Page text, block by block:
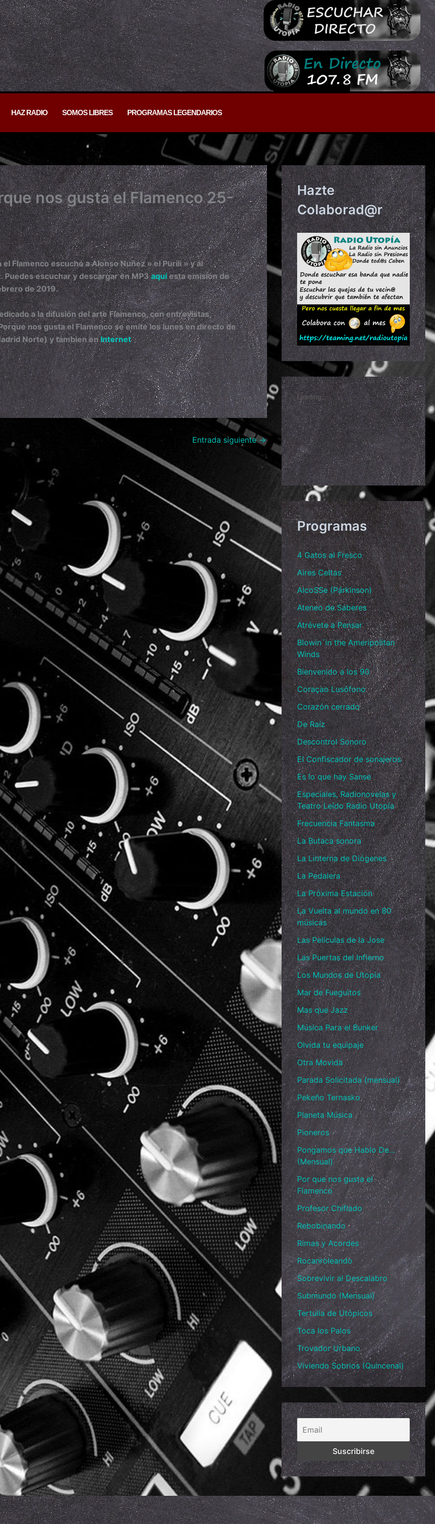
HAZ RADIO SOMOS LIBRES PROGRAMAS LEGENDARIOS
nos gusta el Flamenco 25-
Flamenco escuchó a Alonso Nuñez » el Purili » y al
Puedes escuchar y descargar en MP3aquíesta emisión de
de 2019.
a la difusión del arte Flamenco, con entrevistas,
nos gusta el Flamenco se emite los lunes en directo de
Norte) y tambien enInternet
Entrada siguiente→
Hazte
Colaborad@r
Programas
4 Gatos al Fresco
Aires Celtas
AlcoSSe (Párkinson)
Ateneo de Saberes
Atrévete a Pensar
Blowin´in the Ameripolitan
Winds
Bienvenido a los 90
Coraçao Lusófono
Corazón cerrado
De Raíz
Descontrol Sonoro
El Confiscador de sonajeros
Es lo que hay Sanse
Especiales, Radionovelas y
Teatro Leído Radio Utopía
Frecuencia Fantasma
La Butaca sonora
La Linterna de Diógenes
La Pedalera
La Próxima Estación
La Vuelta al mundo en 80
músicas
Las Películas de la Jose
Las Puertas del Infierno
Los Mundos de Utopía
Mar de Fueguitos
Mas que Jazz
Música Para el Bunker
Olvida tu equipaje
Otra Movida
Parada Solicitada (mensual)
Pekeño Ternasko
Planeta Música
Pioneros
Pongamos que Hablo De…
(Mensual)
Por que nos gusta el
Flamenco
Profesor Chiflado
Rebobinando
Rimas y Acordes
Rocanroleando
Sobrevivir al Descalabro
Submundo (Mensual)
Tertulia de Utópicos
Toca los Palos
Trovador Urbano
Viviendo Sobrios (Quincenal)